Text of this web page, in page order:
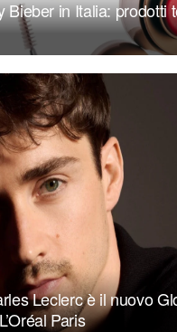
Bieber in Italia: prodotti
Leclerc è il nuovo
Paris